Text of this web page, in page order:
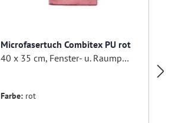
Microfasertuch Combitex PU rot
40 x 35 cm, Fenster- u. Raumpflegetuch
Farbe: rot